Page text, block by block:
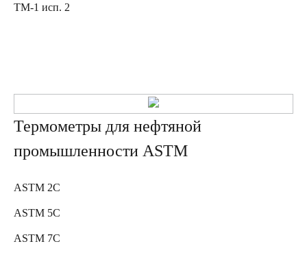
ТМ-1 исп. 2
Термометры для нефтяной
промышленности ASTM
ASTM 2C
ASTM 5C
ASTM 7C